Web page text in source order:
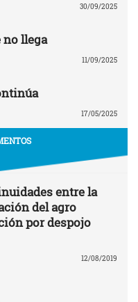
30/09/2025
llega
11/09/2025
17/05/2025
entre la
del agro
por despojo
12/08/2019